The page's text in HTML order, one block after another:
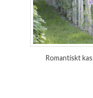
Romantiskt